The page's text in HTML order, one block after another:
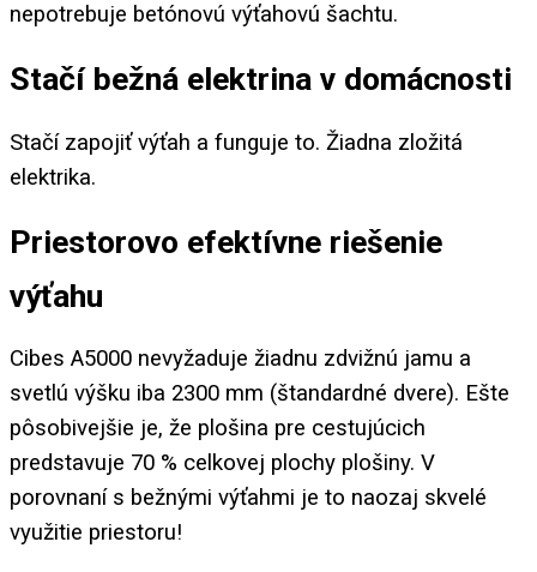
nepotrebuje betónovú výťahovú šachtu.
Stačí bežná elektrina v domácnosti
Stačí zapojiť výťah a funguje to. Žiadna zložitá
elektrika.
Priestorovo efektívne riešenie
výťahu
Cibes A5000 nevyžaduje žiadnu zdvižnú jamu a
svetlú výšku iba 2300 mm (štandardné dvere). Ešte
pôsobivejšie je, že plošina pre cestujúcich
predstavuje 70 % celkovej plochy plošiny. V
porovnaní s bežnými výťahmi je to naozaj skvelé
využitie priestoru!